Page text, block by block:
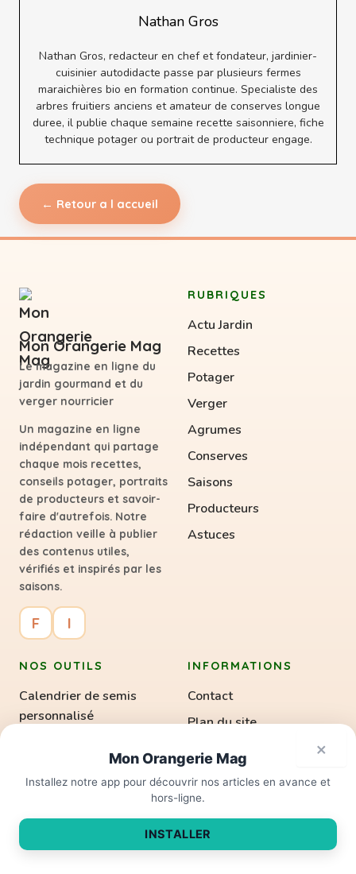
Nathan Gros
Nathan Gros, redacteur en chef et fondateur, jardinier-
cuisinier autodidacte passe par plusieurs fermes
maraichières bio en formation continue. Specialiste des
arbres fruitiers anciens et amateur de conserves longue
duree, il publie chaque semaine recette saisonniere, fiche
technique potager ou portrait de producteur engage.
← Retour a l accueil
Mon Orangerie Mag
Le magazine en ligne du
jardin gourmand et du
verger nourricier
Un magazine en ligne
indépendant qui partage
chaque mois recettes,
conseils potager, portraits
de producteurs et savoir-
faire d'autrefois. Notre
rédaction veille à publier
des contenus utiles,
vérifiés et inspirés par les
saisons.
F I
RUBRIQUES
Actu Jardin
Recettes
Potager
Verger
Agrumes
Conserves
Saisons
Producteurs
Astuces
NOS OUTILS
Calendrier de semis
personnalisé
Calculateur de
INFORMATIONS
Contact
Plan du site
Mentions légales
La rédaction
Votre prochain festin
commence ici.
×
Mon Orangerie Mag
Installez notre app pour découvrir nos articles en avance et
hors-ligne.
INSTALLER